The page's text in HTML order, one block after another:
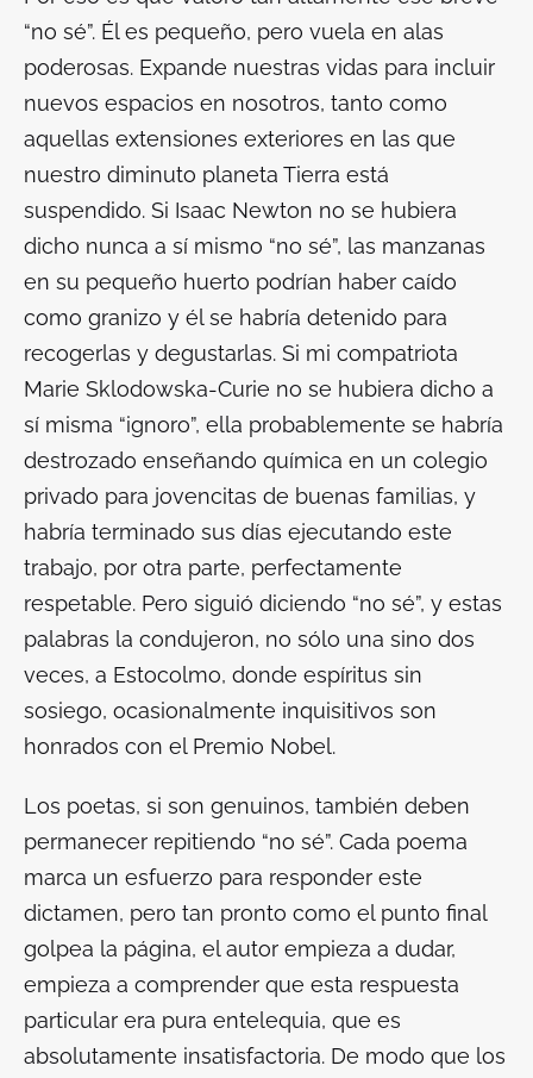
“no sé”. Él es pequeño, pero vuela en alas
poderosas. Expande nuestras vidas para incluir
nuevos espacios en nosotros, tanto como
aquellas extensiones exteriores en las que
nuestro diminuto planeta Tierra está
suspendido. Si Isaac Newton no se hubiera
dicho nunca a sí mismo “no sé”, las manzanas
en su pequeño huerto podrían haber caído
como granizo y él se habría detenido para
recogerlas y degustarlas. Si mi compatriota
Marie Sklodowska-Curie no se hubiera dicho a
sí misma “ignoro”, ella probablemente se habría
destrozado enseñando química en un colegio
privado para jovencitas de buenas familias, y
habría terminado sus días ejecutando este
trabajo, por otra parte, perfectamente
respetable. Pero siguió diciendo “no sé”, y estas
palabras la condujeron, no sólo una sino dos
veces, a Estocolmo, donde espíritus sin
sosiego, ocasionalmente inquisitivos son
honrados con el Premio Nobel.
Los poetas, si son genuinos, también deben
permanecer repitiendo “no sé”. Cada poema
marca un esfuerzo para responder este
dictamen, pero tan pronto como el punto final
golpea la página, el autor empieza a dudar,
empieza a comprender que esta respuesta
particular era pura entelequia, que es
absolutamente insatisfactoria. De modo que los